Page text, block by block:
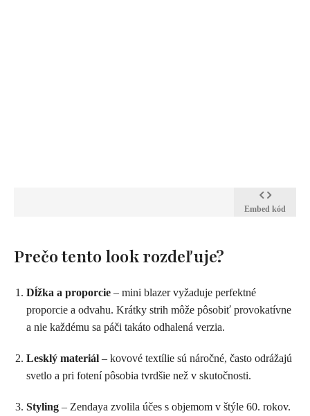
Embed kód
Prečo tento look rozdeľuje?
Dĺžka a proporcie – mini blazer vyžaduje perfektné
proporcie a odvahu. Krátky strih môže pôsobiť provokatívne
a nie každému sa páči takáto odhalená verzia.
Lesklý materiál – kovové textílie sú náročné, často odrážajú
svetlo a pri fotení pôsobia tvrdšie než v skutočnosti.
Styling – Zendaya zvolila účes s objemom v štýle 60. rokov.